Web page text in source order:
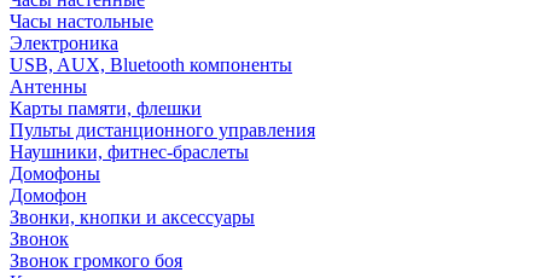
Часы настольные
Электроника
USB, AUX, Bluetooth компоненты
Антенны
Карты памяти, флешки
Пульты дистанционного управления
Наушники, фитнес-браслеты
Домофоны
Домофон
Звонки, кнопки и аксессуары
Звонок
Звонок громкого боя